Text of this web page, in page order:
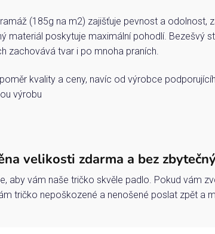
(185g na m2) zajišťuje pevnost a odolnost,
materiál poskytuje maximální pohodlí. Bezešvý
zachovává tvar i po mnoha praních.
kvality a ceny, navíc od výrobce
výrobu
velikosti zdarma a bez
aby vám naše tričko skvěle padlo. Pokud vám
tričko nepoškozené a nenošené poslat zpět a